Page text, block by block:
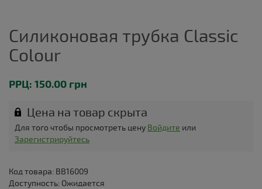
Силиконовая трубка Classic
Colour
РРЦ: 150.00 грн
Цена на товар скрыта
Для того чтобы просмотреть цену Войдите или
Зарегистрируйтесь
Код товара: BB16009
Доступность: Ожидается